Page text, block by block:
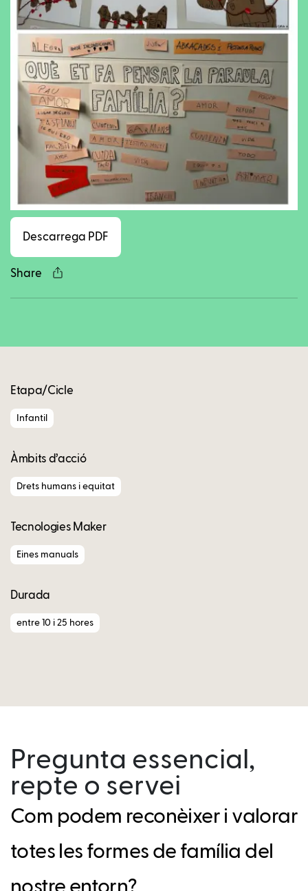
Descarrega PDF
Share
Facebook
Twitter
LinkedIn
WhatsApp
Reddit
Gmail
Etapa/Cicle
Infantil
Àmbits d’acció
Drets humans i equitat
Tecnologies Maker
Eines manuals
Durada
entre 10 i 25 hores
Pregunta essencial,
repte o servei
Com podem reconèixer i valorar
totes les formes de família del